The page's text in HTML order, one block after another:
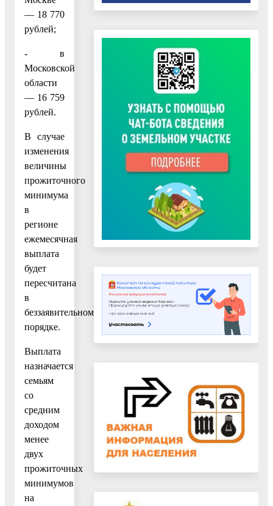
— 18 770
рублей;
- в
Московской
области
— 16 759
рублей.
В случае
изменения
величины
прожиточного
минимума
в
регионе
ежемесячная
выплата
будет
пересчитана
в
беззаявительном
порядке.
Выплата
назначается
семьям
со
средним
доходом
менее
двух
прожиточных
минимумов
на